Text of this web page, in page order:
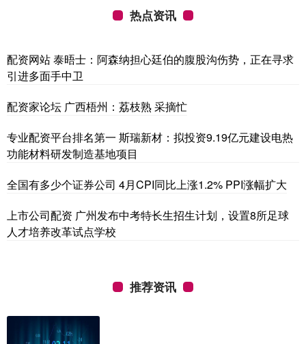
热点资讯
配资网站 泰晤士：阿森纳担心廷伯的腹股沟伤势，正在寻求
引进多面手中卫
配资家论坛 广西梧州：荔枝熟 采摘忙
专业配资平台排名第一 斯瑞新材：拟投资9.19亿元建设电热
功能材料研发制造基地项目
全国有多少个证券公司 4月CPI同比上涨1.2% PPI涨幅扩大
上市公司配资 广州发布中考特长生招生计划，设置8所足球
人才培养改革试点学校
推荐资讯